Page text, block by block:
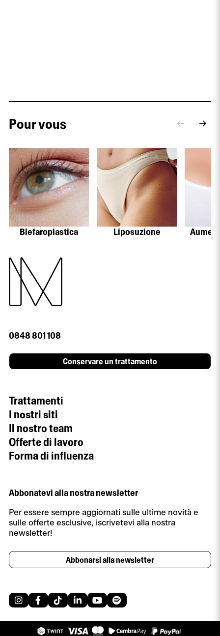
Pour vous
Blefaroplastica Liposuzione
0848 801 108
Conservare un trattamento
Trattamenti
I nostri siti
Il nostro team
Offerte di lavoro
Forma di influenza
Abbonatevi alla nostra newsletter
Per essere sempre aggiornati sulle ultime novità e
sulle offerte esclusive, iscrivetevi alla nostra
newsletter!
Abbonarsi alla newsletter